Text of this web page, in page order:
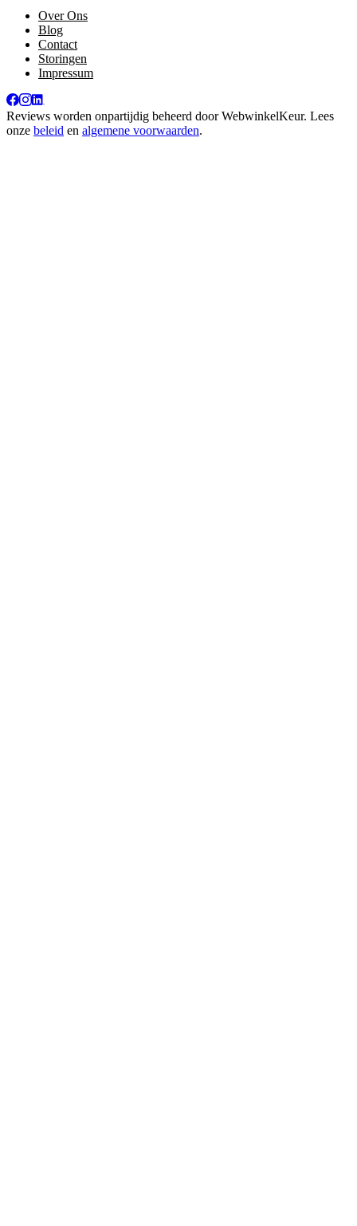
Over Ons
Blog
Contact
Storingen
Impressum
Reviews worden onpartijdig beheerd doorWebwinkelKeur. Lees
onze beleid en algemene voorwaarden.